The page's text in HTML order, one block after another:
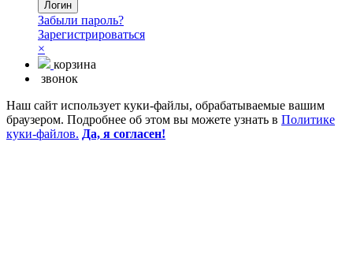
Забыли пароль?
Зарегистрироваться
×
корзина
звонок
Наш сайт использует куки-файлы, обрабатываемые вашим
браузером. Подробнее об этом вы можете узнать в Политике
куки-файлов. Да, я согласен!